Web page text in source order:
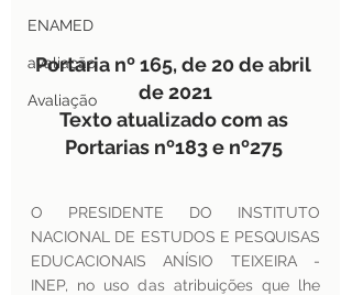
ENAMED
avaliação
Avaliação
Portaria nº 165, de 20 de abril
de 2021
Texto atualizado com as
Portarias nº183 e nº275
O PRESIDENTE DO INSTITUTO
NACIONAL DE ESTUDOS E PESQUISAS
EDUCACIONAIS ANÍSIO TEIXEIRA -
INEP, no uso das atribuições que lhe